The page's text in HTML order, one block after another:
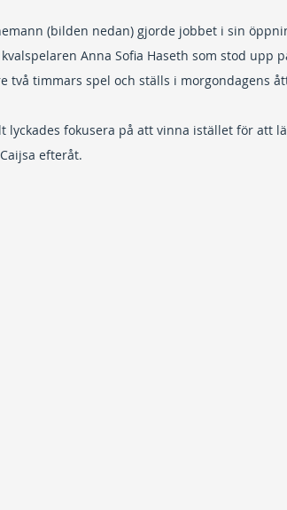
(bilden nedan) gjorde jobbet i sin
Anna Sofia Haseth som stod upp
två timmars spel och ställs i morgondagens
lyckades fokusera på att vinna istället för att
efteråt.